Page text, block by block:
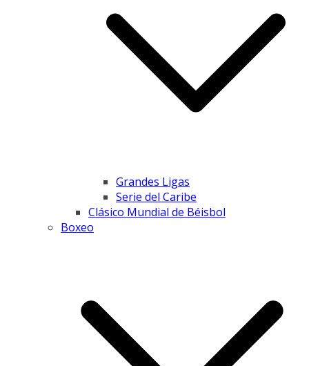
Grandes Ligas
Serie del Caribe
Clásico Mundial de Béisbol
Boxeo